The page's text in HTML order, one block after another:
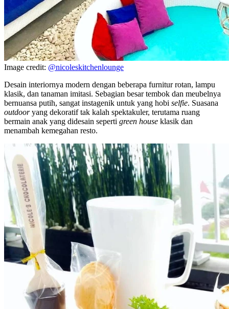
Image credit: @nicoleskitchenlounge
Desain interiornya modern dengan beberapa furnitur rotan, lampu
klasik, dan tanaman imitasi. Sebagian besar tembok dan meubelnya
bernuansa putih, sangat instagenik untuk yang hobi selfie. Suasana
outdooryang dekoratif tak kalah spektakuler, terutama ruang
bermain anak yang didesain seperti green house klasik dan
menambah kemegahan resto.